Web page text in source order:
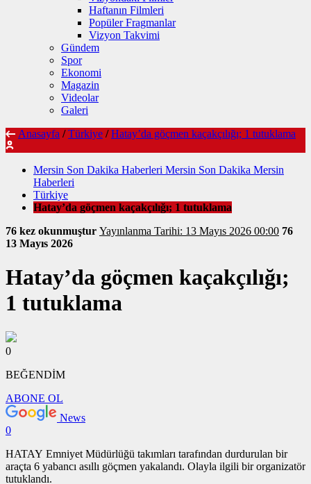
Haftanın Filmleri
Popüler Fragmanlar
Vizyon Takvimi
Gündem
Spor
Ekonomi
Magazin
Videolar
Galeri
Anasayfa / Türkiye / Hatay’da göçmen kaçakçılığı; 1 tutuklama
Mersin Son Dakika Haberleri Mersin Son Dakika Mersin
Haberleri
Türkiye
Hatay’da göçmen kaçakçılığı; 1 tutuklama
76 kez okunmuştur
Yayınlanma Tarihi: 13 Mayıs 2026 00:00 76
13 Mayıs 2026
Hatay’da göçmen kaçakçılığı;
1 tutuklama
0
BEĞENDİM
ABONE OL
News
0
HATAY Emniyet Müdürlüğü takımları tarafından durdurulan bir
araçta 6 yabancı asıllı göçmen yakalandı. Olayla ilgili bir organizatör
tutuklandı.